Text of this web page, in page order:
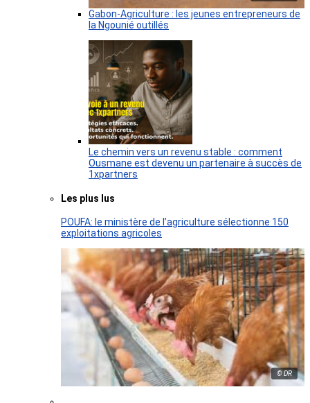
Gabon-Agriculture : les jeunes entrepreneurs de
la Ngounié outillés
Le chemin vers un revenu stable : comment
Ousmane est devenu un partenaire à succès de
1xpartners
Les plus lus
POUFA: le ministère de l’agriculture sélectionne 150
exploitations agricoles
© DR